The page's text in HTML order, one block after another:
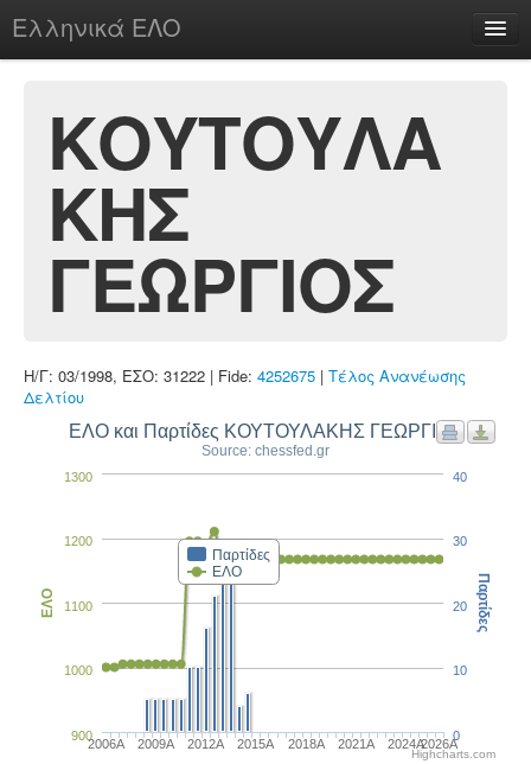
Ελληνικά ΕΛΟ
chesstu.be @ discord
Login
ΚΟΥΤΟΥΛΑ
ΚΗΣ
ΓΕΩΡΓΙΟΣ
Η/Γ: 03/1998, ΕΣΟ: 31222 | Fide: 4252675 | Τέλος Ανανέωσης
Δελτίου
ΕΛΟ και Παρτίδες ΚΟΥΤΟΥΛΑΚΗΣ ΓΕΩΡΓΙΟΣ
Source: chessfed.gr
Παρτίδες
ΕΛΟ
2006A 2009A 2012A 2015A 2018A 2021A 2024A2026A
1000
1100
1200
900
1300
ΕΛΟ
0
10
20
30
40
Παρτίδες
Highcharts.com